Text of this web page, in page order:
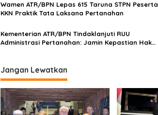
s
Wamen ATR/BPN Lepas 615 Taruna STPN Peserta
KKN Praktik Tata Laksana Pertanahan
Kementerian ATR/BPN Tindaklanjuti RUU
Administrasi Pertanahan: Jamin Kepastian Hak
Jangan Lewatkan